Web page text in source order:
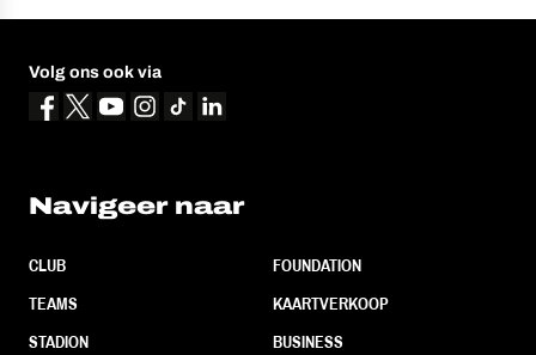
Volg ons ook via
Navigeer naar
CLUB
TEAMS
STADION
FOUNDATION
KAARTVERKOOP
BUSINESS